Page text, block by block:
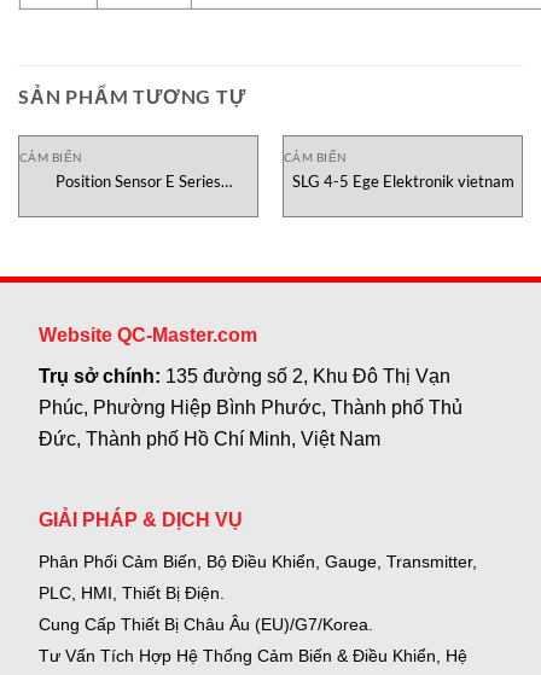
SẢN PHẨM TƯƠNG TỰ
CẢM BIẾN
Position Sensor E Series
CẢM BIẾN
SLG 4-5 Ege Elektronik vietnam
Website QC-Master.com
Trụ sở chính: 135 đường số 2, Khu Đô Thị Vạn
Phúc, Phường Hiệp Bình Phước, Thành phố Thủ
Đức, Thành phố Hồ Chí Minh, Việt Nam
GIẢI PHÁP & DỊCH VỤ
Phân Phối Cảm Biến, Bộ Điều Khiển, Gauge, Transmitter,
PLC, HMI, Thiết Bị Điện.
Cung Cấp Thiết Bị Châu Âu (EU)/G7/Korea.
Tư Vấn Tích Hợp Hệ Thống Cảm Biến & Điều Khiển, Hệ